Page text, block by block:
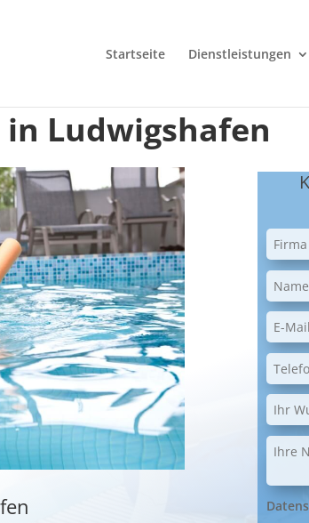
Startseite Dienstleistungen
Ludwigshafen